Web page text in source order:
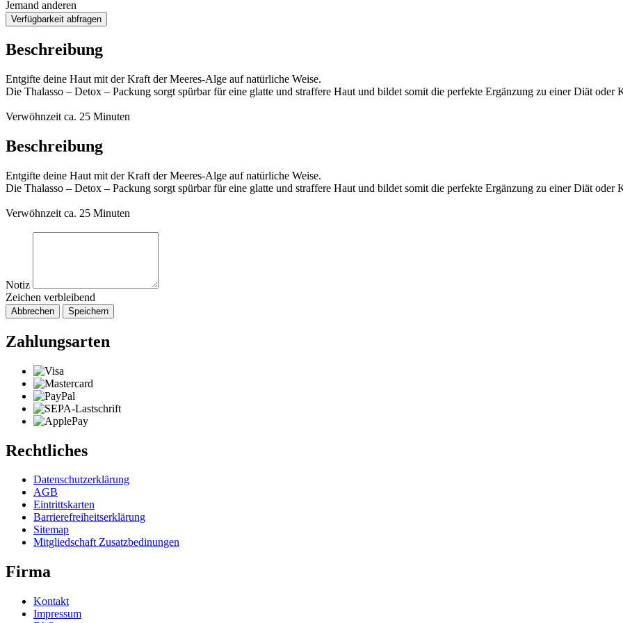
Jemand anderen
Verfügbarkeit abfragen
Beschreibung
Entgifte deine Haut mit der Kraft der Meeres-Alge auf natürliche Weise.
Die Thalasso – Detox – Packung sorgt spürbar für eine glatte und straffere Haut und bildet somit die perfekte Ergänzung zu einer Diät oder
Verwöhnzeit ca. 25 Minuten
Beschreibung
Entgifte deine Haut mit der Kraft der Meeres-Alge auf natürliche Weise.
Die Thalasso – Detox – Packung sorgt spürbar für eine glatte und straffere Haut und bildet somit die perfekte Ergänzung zu einer Diät oder
Verwöhnzeit ca. 25 Minuten
Notiz
Zeichen verbleibend
Abbrechen Speichern
Zahlungsarten
Rechtliches
Datenschutzerklärung
AGB
Eintrittskarten
Barrierefreiheitserklärung
Sitemap
Mitgliedschaft Zusatzbedinungen
Firma
Kontakt
Impressum